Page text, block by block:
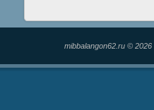
mibbalangon62.ru ©